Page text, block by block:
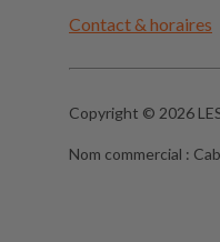
Contact & horaires
Copyright © 2026
Nom commercial :